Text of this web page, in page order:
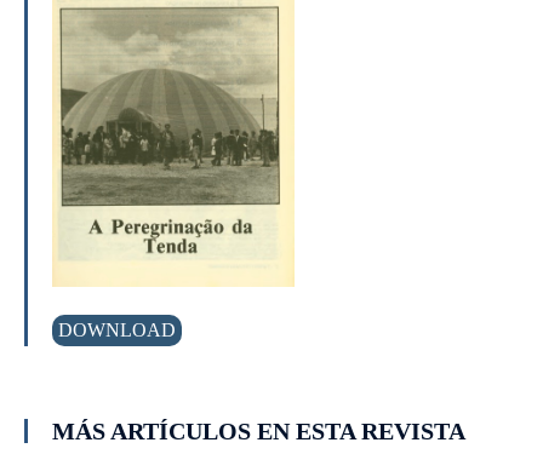
DOWNLOAD
MÁS ARTÍCULOS EN ESTA REVISTA